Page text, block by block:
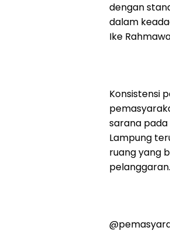
dengan
dalam
Ike
Konsistensi
sarana
Lampung
ruang yang
pelanggaran.